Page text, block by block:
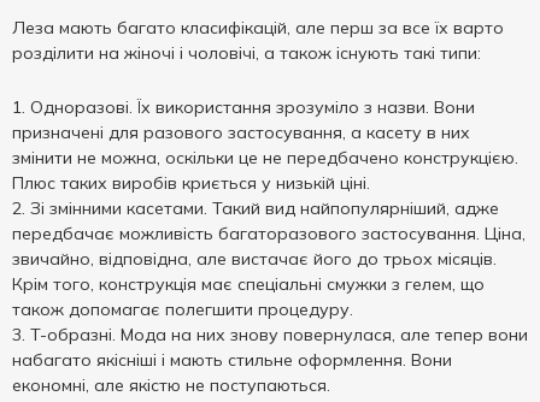
Леза мають багато класифікацій, але перш за все їх варто
розділити на жіночі і чоловічі, а також існують такі типи:
Одноразові. Їх використання зрозуміло з назви. Вони
призначені для разового застосування, а касету в них
змінити не можна, оскільки це не передбачено конструкцією.
Плюс таких виробів криється у низькій ціні.
Зі змінними касетами. Такий вид найпопулярніший, адже
передбачає можливість багаторазового застосування. Ціна,
звичайно, відповідна, але вистачає його до трьох місяців.
Крім того, конструкція має спеціальні смужки з гелем, що
також допомагає полегшити процедуру.
T-образні. Мода на них знову повернулася, але тепер вони
набагато якісніші і мають стильне оформлення. Вони
економні, але якістю не поступаються.